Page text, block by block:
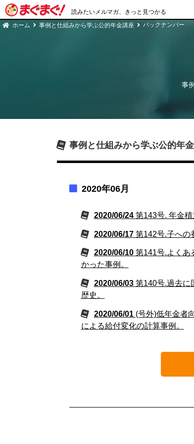
読みたいメルマガ、きっと見つかる
ホーム 事例と仕組みから学ぶ公的年金講座 バックナンバー
事
事例と仕組みから学ぶ公的年
2020年06月
2020/06/24 第143号. 年金
2020/06/17 第142号.子への
2020/06/10 第141号.よくあ
かった事例。
2020/06/03 第140号.過去に
歴史。
2020/06/01 (号外)低年金者
による給付変化の計算事例。